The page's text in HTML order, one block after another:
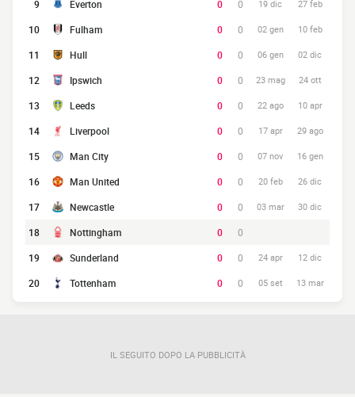
9 Everton 0 0 19 dic 27 feb
10 Fulham 0 0 02 gen 10 feb
11 Hull 0 0 06 gen 02 dic
12 Ipswich 0 0 23 mag 24 ott
13 Leeds 0 0 22 ago 10 apr
14 Liverpool 0 0 17 apr 29 ago
15 Man City 0 0 07 nov 16 gen
16 Man United 0 0 20 feb 26 dic
17 Newcastle 0 0 03 mar 30 dic
18 Nottingham 0
0
19
Sunderland 0 0 24 apr 12 dic
20 Tottenham 0 0 05 set 13 mar
IL SEGUITO DOPO LA PUBBLICITÀ